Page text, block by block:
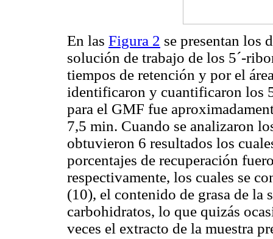
En las Figura 2 se presentan los
solución de trabajo de los 5´-
tiempos de retención y por el
identificaron y cuantificaron los
para el GMF fue
7,5 min. Cuando se analizaron
obtuvieron 6 resultados los
porcentajes de recuperación
respectivamente, los cuales se
(10), el contenido de grasa de la
carbohidratos, lo que quizás
veces el extracto de la muestra